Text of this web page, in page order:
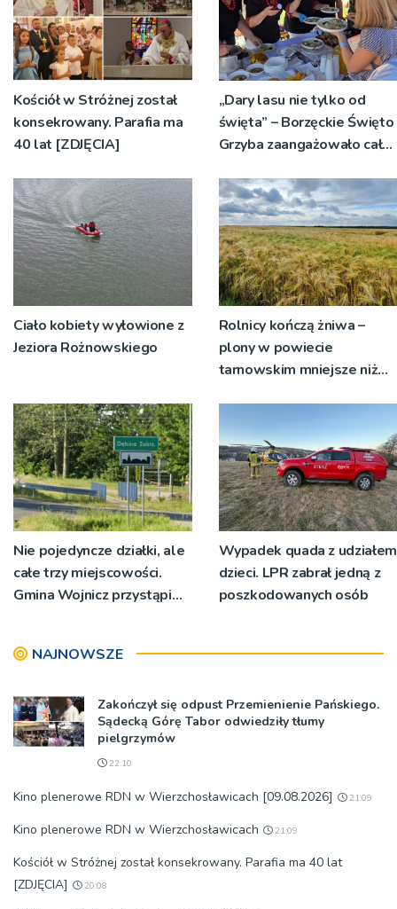
Kościół w Stróżnej został
konsekrowany. Parafia ma
40 lat [ZDJĘCIA]
„Dary lasu nie tylko od
święta” – Borzęckie Święto
Grzyba zaangażowało całe
Ciało kobiety wyłowione z
Jeziora Rożnowskiego
Rolnicy kończą żniwa –
plony w powiecie
tarnowskim mniejsze niż
Nie pojedyncze działki, ale
całe trzy miejscowości.
Gmina Wojnicz przystąpi
Wypadek quada z udziałem
dzieci. LPR zabrał jedną z
poszkodowanych osób
NAJNOWSZE
Zakończył się odpust Przemienienie Pańskiego.
Sądecką Górę Tabor odwiedziły tłumy
pielgrzymów
22:10
Kino plenerowe RDN w Wierzchosławicach [09.08.2026] 21:09
Kino plenerowe RDN w Wierzchosławicach 21:09
Kościół w Stróżnej został konsekrowany. Parafia ma 40 lat
[ZDJĘCIA]
20:08